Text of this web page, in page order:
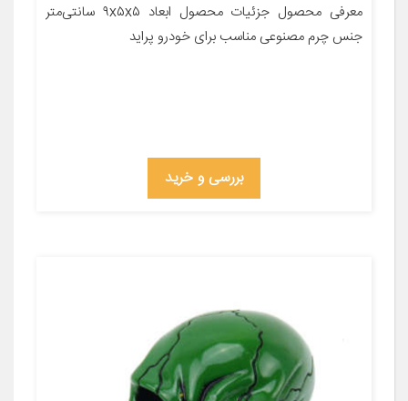
معرفی محصول جزئیات محصول ابعاد ۹x۵x۵ سانتی‌متر
جنس چرم مصنوعی مناسب برای خودرو پراید
بررسی و خرید